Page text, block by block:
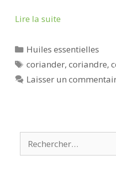
Lire la suite
Catégories
Huiles essentielles
Étiquettes
coriander,coriandre,
Laisser un